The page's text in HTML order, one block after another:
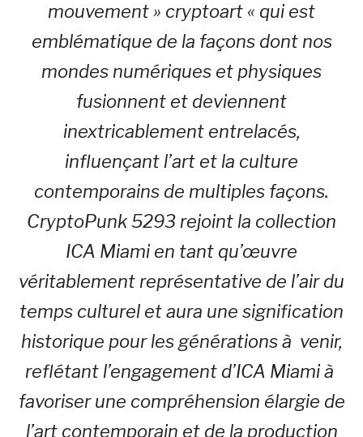
mouvement » cryptoart « qui est
emblématique de la façons dont nos
mondes numériques et physiques
fusionnent et deviennent
inextricablement entrelacés,
influençant l’art et la culture
contemporains de multiples façons.
CryptoPunk 5293 rejoint la collection
ICA Miami en tant qu’œuvre
véritablement représentative de l’air du
temps culturel et aura une signification
historique pour les générations à venir,
reflétant l’engagement d’ICA Miami à
favoriser une compréhension élargie de
l’art contemporain et de la production